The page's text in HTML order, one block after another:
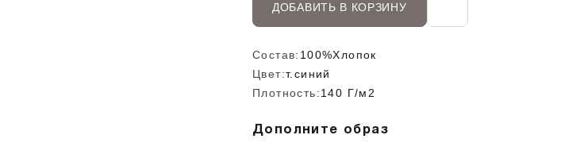
ДОБАВИТЬ В КОРЗИНУ
Состав: 100%Хлопок
Цвет:т.синий
Плотность:140 Г/м2
Дополните образ